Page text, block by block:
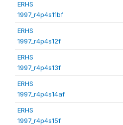
ERHS
1997_r4p4s11bf
ERHS
1997_r4p4s12f
ERHS
1997_r4p4s13f
ERHS
1997_r4p4s14af
ERHS
1997_r4p4s15f